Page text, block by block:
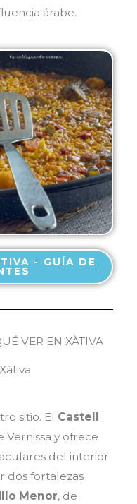
árabe.
- GUÍA DE
VER EN XÀTIVA
sitio. El Castell
Vernissa y ofrece
del interior
dos fortalezas
Menor, de